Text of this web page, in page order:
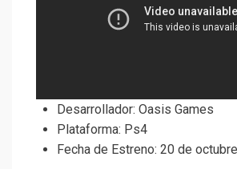
Desarrollador: Oasis Games
Plataforma: Ps4
Fecha de Estreno: 20 de octubre